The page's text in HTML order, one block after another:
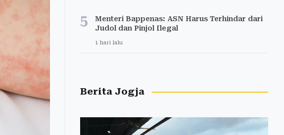
5
Menteri Bappenas: ASN Harus Terhindar dari
Judol dan Pinjol Ilegal
1 hari lalu
Berita Jogja